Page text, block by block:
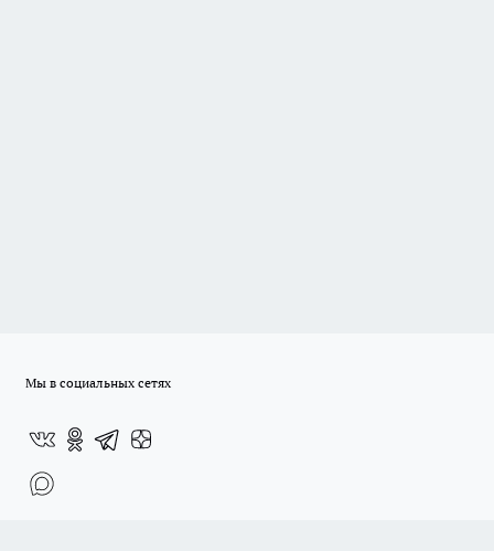
Мы в социальных сетях